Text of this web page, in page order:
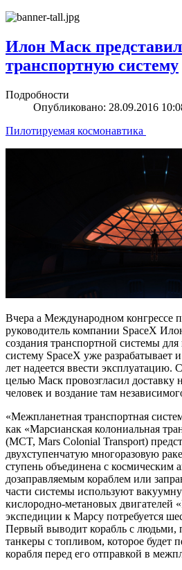
Илон Маск
транспортную систему
Подробности
Опубликовано: 28.09.2016
Пилотируемая космонавтика
Вчера а Международном конгрессе
руководитель компании SpaceX
создания транспортной системы
систему SpaceX уже разрабатывает
лет надеется ввести эксплуатацию.
целью Маск провозгласил доставку
человек и воздание там
«Межпланетная транспортная
как «Марсианская колониальная
(MCT, Mars Colonial Transport)
двухступенчатую многоразовую
ступень объединена с космическим
дозаправляемым кораблем или
части системы используют
кислородно-метановых двигателей
экспедиции к Марсу потребуется
Первый выводит корабль с людьми,
танкеры с топливом, которое будет
корабля перед его отправкой в